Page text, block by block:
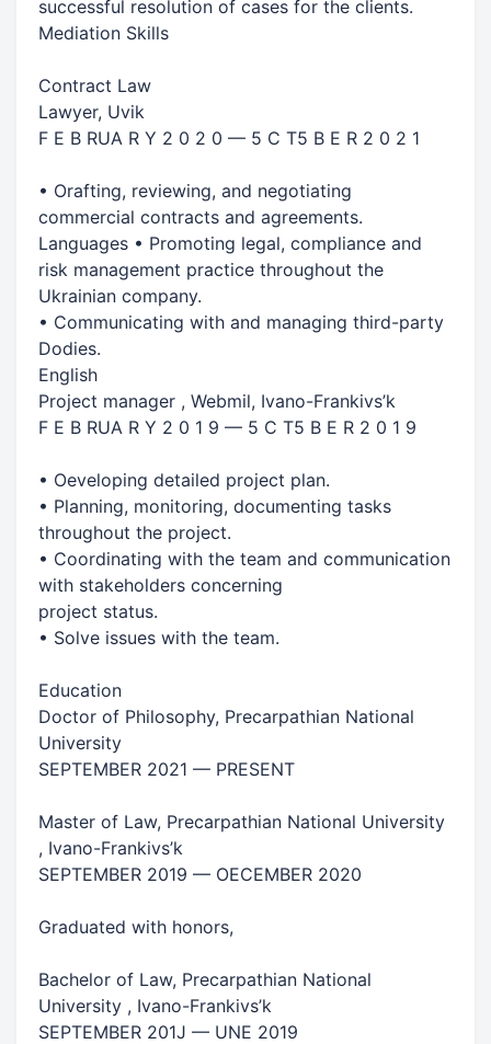
successful resolution of cases for the clients.
Mediation Skills
Contract Law
Lawyer, Uvik
F E B RUA R Y 2 0 2 0 — 5 C T5 B E R 2 0 2 1
• Orafting, reviewing, and negotiating
commercial contracts and agreements.
Languages • Promoting legal, compliance and
risk management practice throughout the
Ukrainian company.
• Communicating with and managing third-party
Dodies.
English
Project manager , Webmil, Ivano-Frankivs’k
F E B RUA R Y 2 0 1 9 — 5 C T5 B E R 2 0 1 9
• Oeveloping detailed project plan.
• Planning, monitoring, documenting tasks
throughout the project.
• Coordinating with the team and communication
with stakeholders concerning
project status.
• Solve issues with the team.
Education
Doctor of Philosophy, Precarpathian National
University
SEPTEMBER 2021 — PRESENT
Master of Law, Precarpathian National University
, Ivano-Frankivs’k
SEPTEMBER 2019 — OECEMBER 2020
Graduated with honors,
Bachelor of Law, Precarpathian National
University , Ivano-Frankivs’k
SEPTEMBER 201J — UNE 2019